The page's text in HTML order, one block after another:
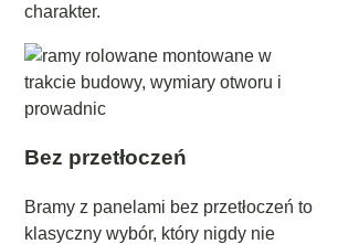
charakter.
Bez przetłoczeń
Bramy z panelami bez przetłoczeń to
klasyczny wybór, który nigdy nie